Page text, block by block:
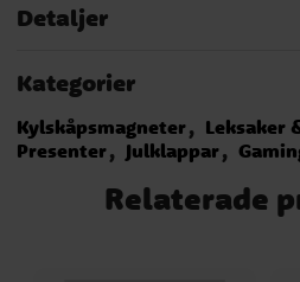
Detaljer
Kategorier
Kylskåpsmagneter
Leksaker
Presenter
Julklappar
Relaterade